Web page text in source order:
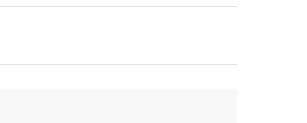
polega ekologistyka w przedsiębiorstwie? Jak zoptymalizować